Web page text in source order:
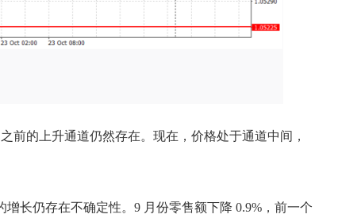
前的上升通道仍然存在。现在，价格处于通道中间，
长仍存在不确定性。9 月份零售额下降 0.9%，前一个